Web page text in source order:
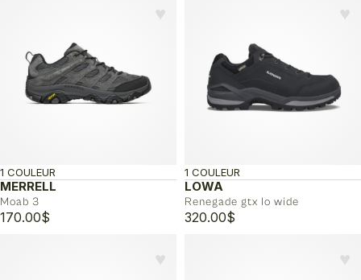
♥︎
MERRELL
Moab 3
1 COULEUR
170.00$
♥︎
LOWA
Renegade gtx lo wide
1 COULEUR
320.00$
♥︎ ♥︎